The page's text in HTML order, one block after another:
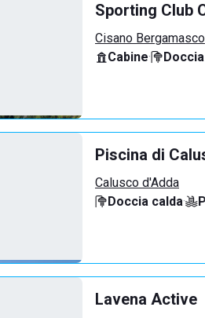
Sporting Club
Cisano Bergamasco
Cabine·
Piscina di
Calusco d'Adda
Doccia calda·
Lavena Active